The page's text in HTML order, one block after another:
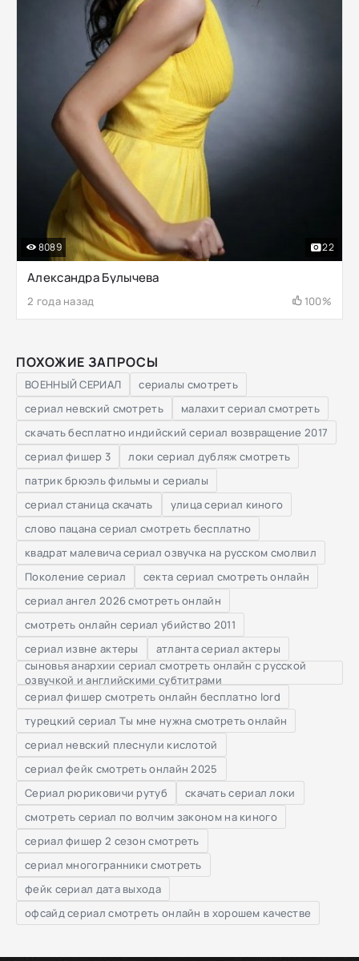
Александра Булычева
2 года назад 100%
8089 22
ПОХОЖИЕ ЗАПРОСЫ
ВОЕННЫЙ СЕРИАЛ
сериалы смотреть
сериал невский смотреть
малахит сериал смотреть
скачать бесплатно индийский сериал возвращение 2017
сериал фишер 3
локи сериал дубляж смотреть
патрик брюэль фильмы и сериалы
сериал станица скачать
улица сериал киного
слово пацана сериал смотреть бесплатно
квадрат малевича сериал озвучка на русском смолвил
Поколение сериал
секта сериал смотреть онлайн
сериал ангел 2026 смотреть онлайн
смотреть онлайн сериал убийство 2011
сериал извне актеры
атланта сериал актеры
сыновья анархии сериал смотреть онлайн с русской
озвучкой и английскими субтитрами
сериал фишер смотреть онлайн бесплатно lord
турецкий сериал Ты мне нужна смотреть онлайн
сериал невский плеснули кислотой
сериал фейк смотреть онлайн 2025
Сериал рюриковичи рутуб
скачать сериал локи
смотреть сериал по волчим законом на киного
сериал фишер 2 сезон смотреть
сериал многогранники смотреть
фейк сериал дата выхода
офсайд сериал смотреть онлайн в хорошем качестве